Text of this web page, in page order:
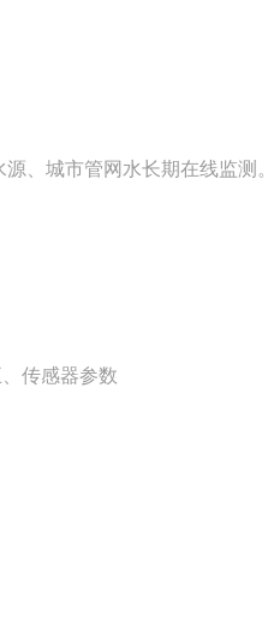
、城市管网水长期在线监测。
传感器参数